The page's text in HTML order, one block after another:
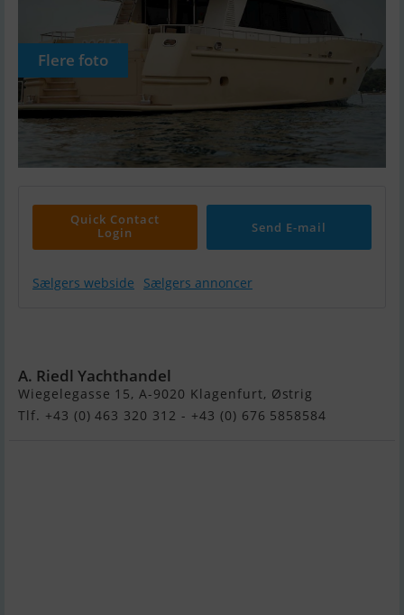
Flere foto
Quick Contact
Login
Send E-mail
Sælgers webside Sælgers annoncer
A. Riedl Yachthandel
Wiegelegasse 15, A-9020 Klagenfurt, Østrig
Tlf. +43 (0) 463 320 312 - +43 (0) 676 5858584